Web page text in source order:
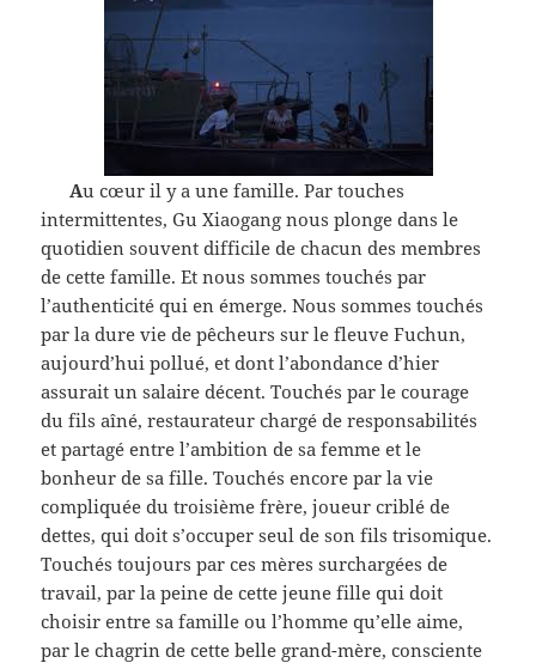
Au cœur il y a une famille. Par touches
intermittentes, Gu Xiaogang nous plonge dans le
quotidien souvent difficile de chacun des membres
de cette famille. Et nous sommes touchés par
l’authenticité qui en émerge. Nous sommes touchés
par la dure vie de pêcheurs sur le fleuve Fuchun,
aujourd’hui pollué, et dont l’abondance d’hier
assurait un salaire décent. Touchés par le courage
du fils aîné, restaurateur chargé de responsabilités
et partagé entre l’ambition de sa femme et le
bonheur de sa fille. Touchés encore par la vie
compliquée du troisième frère, joueur criblé de
dettes, qui doit s’occuper seul de son fils trisomique.
Touchés toujours par ces mères surchargées de
travail, par la peine de cette jeune fille qui doit
choisir entre sa famille ou l’homme qu’elle aime,
par le chagrin de cette belle grand-mère, consciente